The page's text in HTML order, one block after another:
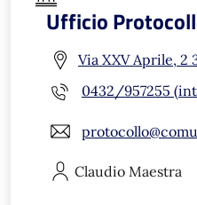
Ufficio
Via XXV Aprile, 2
0432/957255
Claudio Maestra